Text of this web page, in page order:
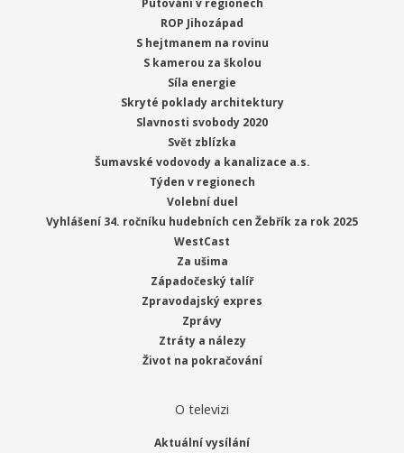
ROP Jihozápad
S hejtmanem na rovinu
S kamerou za školou
Síla energie
Skryté poklady architektury
Slavnosti svobody 2020
Svět zblízka
Šumavské vodovody a kanalizace a.s.
Týden v regionech
Volební duel
Vyhlášení 34. ročníku hudebních cen Žebřík za rok 2025
WestCast
Za ušima
Západočeský talíř
Zpravodajský expres
Zprávy
Ztráty a nálezy
Život na pokračování
O televizi
Aktuální vysílání